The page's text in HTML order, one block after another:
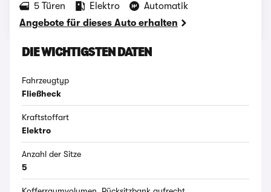
‪5‬ Türen Elektro
Automatik
Angebote für dieses Auto erhalten
DIE WICHTIGSTEN DATEN
Fahrzeugtyp
Fließheck
Kraftstoffart
Elektro
Anzahl der Sitze
5